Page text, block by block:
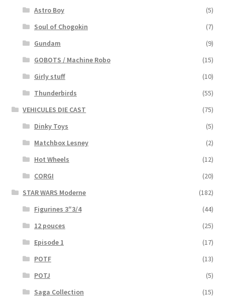
Astro Boy
(5)
Soul of Chogokin
(7)
Gundam
(9)
GOBOTS / Machine Robo
(15)
Girly stuff
(10)
Thunderbirds
(55)
VEHICULES DIE CAST
(75)
Dinky Toys
(5)
Matchbox Lesney
(2)
Hot Wheels
(12)
CORGI
(20)
STAR WARS Moderne
(182)
Figurines 3″3/4
(44)
12 pouces
(25)
Episode 1
(17)
POTF
(13)
POTJ
(5)
Saga Collection
(15)